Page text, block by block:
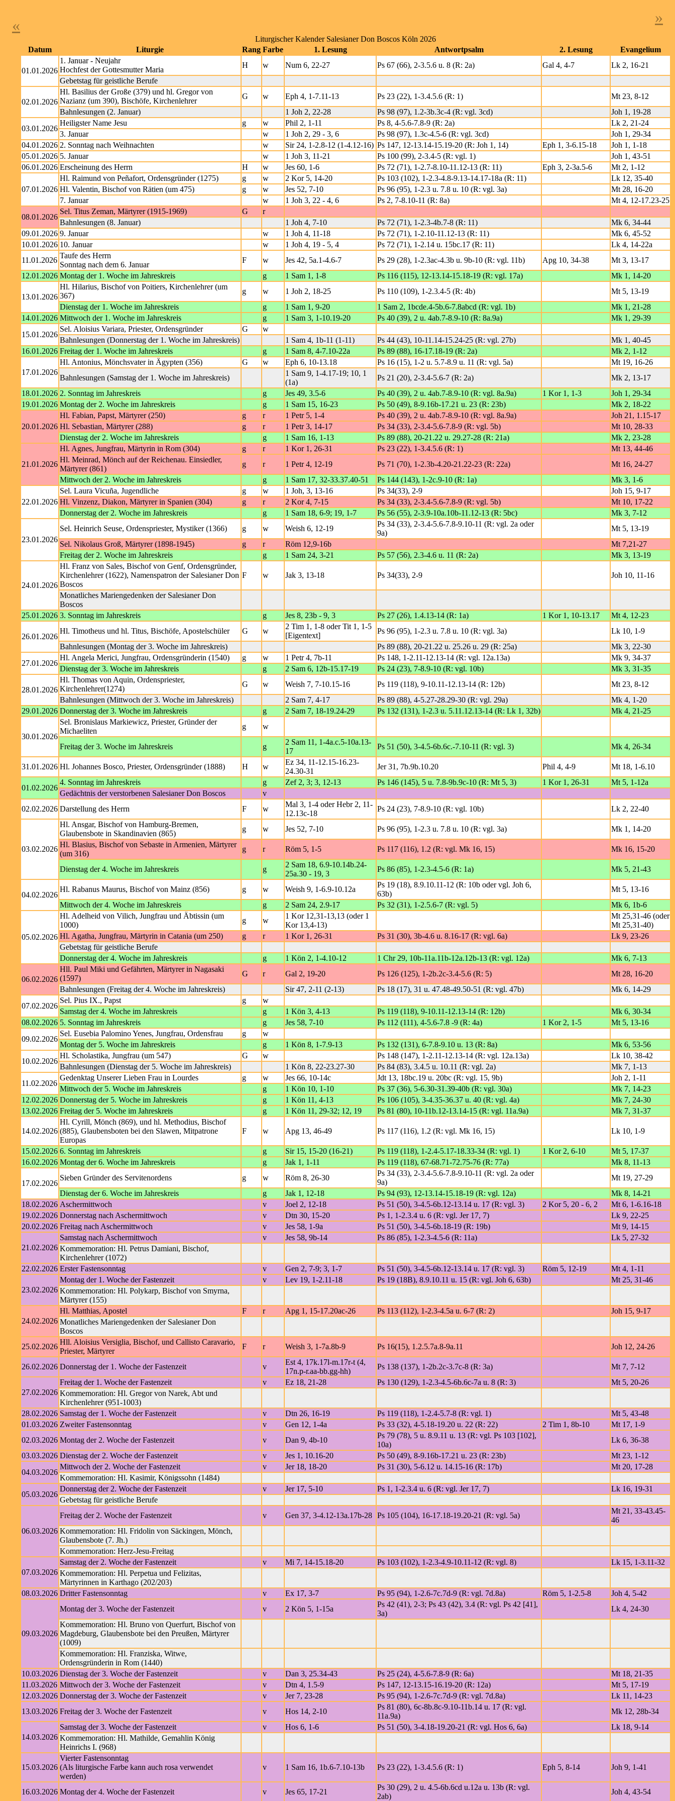
« »
Liturgischer Kalender Salesianer Don Boscos Köln 2026
Datum
Liturgie Rang Farbe 1. Lesung Antwortpsalm 2. Lesung Evangelium
01.01.2026
1. Januar - Neujahr
Hochfest der Gottesmutter Maria
H w Num 6, 22-27 Ps 67 (66), 2-3.5.6 u. 8 (R: 2a) Gal 4, 4-7
Lk 2, 16-21
Gebetstag für geistliche Berufe
02.01.2026
Hl. Basilius der Große (379) und hl. Gregor von
Nazianz (um 390), Bischöfe, Kirchenlehrer
G w Eph 4, 1-7.11-13 Ps 23 (22), 1-3.4.5.6 (R: 1)
Mt 23, 8-12
Bahnlesungen (2. Januar)
1 Joh 2, 22-28 Ps 98 (97), 1.2-3b.3c-4 (R: vgl. 3cd)
Joh 1, 19-28
03.01.2026
Heiligster Name Jesu g w Phil 2, 1-11 Ps 8, 4-5.6-7.8-9 (R: 2a)
Lk 2, 21-24
3. Januar
w 1 Joh 2, 29 - 3, 6 Ps 98 (97), 1.3c-4.5-6 (R: vgl. 3cd)
Joh 1, 29-34
04.01.2026 2. Sonntag nach Weihnachten w Sir 24, 1-2.8-12 (1-4.12-16) Ps 147, 12-13.14-15.19-20 (R: Joh 1, 14) Eph 1, 3-6.15-18
Joh 1, 1-18
05.01.2026 5. Januar w 1 Joh 3, 11-21 Ps 100 (99), 2-3.4-5 (R: vgl. 1)
Joh 1, 43-51
06.01.2026 Erscheinung des Herrn H w Jes 60, 1-6 Ps 72 (71), 1-2.7-8.10-11.12-13 (R: 11) Eph 3, 2-3a.5-6 Mt 2, 1-12
07.01.2026
Hl. Raimund von Peñafort, Ordensgründer (1275) g w 2 Kor 5, 14-20 Ps 103 (102), 1-2.3-4.8-9.13-14.17-18a (R: 11)
Lk 12, 35-40
Hl. Valentin, Bischof von Rätien (um 475)
g w Jes 52, 7-10 Ps 96 (95), 1-2.3 u. 7.8 u. 10 (R: vgl. 3a)
Mt 28, 16-20
7. Januar
w 1 Joh 3, 22 - 4, 6 Ps 2, 7-8.10-11 (R: 8a)
Mt 4, 12-17.23-25
08.01.2026
Sel. Titus Zeman, Märtyrer (1915-1969) G
r
Bahnlesungen (8. Januar)
1 Joh 4, 7-10 Ps 72 (71), 1-2.3-4b.7-8 (R: 11)
Mk 6, 34-44
09.01.2026 9. Januar w 1 Joh 4, 11-18 Ps 72 (71), 1-2.10-11.12-13 (R: 11)
Mk 6, 45-52
10.01.2026 10. Januar w 1 Joh 4, 19 - 5, 4 Ps 72 (71), 1-2.14 u. 15bc.17 (R: 11)
Lk 4, 14-22a
11.01.2026
Taufe des Herrn
Sonntag nach dem 6. Januar
F w Jes 42, 5a.1-4.6-7 Ps 29 (28), 1-2.3ac-4.3b u. 9b-10 (R: vgl. 11b) Apg 10, 34-38
Mt 3, 13-17
12.01.2026 Montag der 1. Woche im Jahreskreis g 1 Sam 1, 1-8 Ps 116 (115), 12-13.14-15.18-19 (R: vgl. 17a) Mk 1, 14-20
13.01.2026
Hl. Hilarius, Bischof von Poitiers, Kirchenlehrer (um
367)
g w 1 Joh 2, 18-25 Ps 110 (109), 1-2.3.4-5 (R: 4b)
Mt 5, 13-19
Dienstag der 1. Woche im Jahreskreis
g 1 Sam 1, 9-20 1 Sam 2, 1bcde.4-5b.6-7.8abcd (R: vgl. 1b)
Mk 1, 21-28
14.01.2026 Mittwoch der 1. Woche im Jahreskreis g 1 Sam 3, 1-10.19-20 Ps 40 (39), 2 u. 4ab.7-8.9-10 (R: 8a.9a)
Mk 1, 29-39
15.01.2026
Sel. Aloisius Variara, Priester, Ordensgründer G
w
Bahnlesungen (Donnerstag der 1. Woche im Jahreskreis)
1 Sam 4, 1b-11 (1-11) Ps 44 (43), 10-11.14-15.24-25 (R: vgl. 27b)
Mk 1, 40-45
16.01.2026 Freitag der 1. Woche im Jahreskreis g 1 Sam 8, 4-7.10-22a Ps 89 (88), 16-17.18-19 (R: 2a) Mk 2, 1-12
17.01.2026
Hl. Antonius, Mönchsvater in Ägypten (356) G w Eph 6, 10-13.18 Ps 16 (15), 1-2 u. 5.7-8.9 u. 11 (R: vgl. 5a)
Mt 19, 16-26
Bahnlesungen (Samstag der 1. Woche im Jahreskreis)
1 Sam 9, 1-4.17-19; 10, 1
(1a)
Ps 21 (20), 2-3.4-5.6-7 (R: 2a)
Mk 2, 13-17
18.01.2026 2. Sonntag im Jahreskreis g Jes 49, 3.5-6 Ps 40 (39), 2 u. 4ab.7-8.9-10 (R: vgl. 8a.9a) 1 Kor 1, 1-3
Joh 1, 29-34
19.01.2026 Montag der 2. Woche im Jahreskreis g 1 Sam 15, 16-23 Ps 50 (49), 8-9.16b-17.21 u. 23 (R: 23b) Mk 2, 18-22
20.01.2026
Hl. Fabian, Papst, Märtyrer (250) g r 1 Petr 5, 1-4 Ps 40 (39), 2 u. 4ab.7-8.9-10 (R: vgl. 8a.9a)
Joh 21, 1.15-17
Hl. Sebastian, Märtyrer (288)
g r 1 Petr 3, 14-17 Ps 34 (33), 2-3.4-5.6-7.8-9 (R: vgl. 5b)
Mt 10, 28-33
Dienstag der 2. Woche im Jahreskreis
g 1 Sam 16, 1-13 Ps 89 (88), 20-21.22 u. 29.27-28 (R: 21a) Mk 2, 23-28
21.01.2026
Hl. Agnes, Jungfrau, Märtyrin in Rom (304) g r 1 Kor 1, 26-31 Ps 23 (22), 1-3.4.5.6 (R: 1)
Mt 13, 44-46
Hl. Meinrad, Mönch auf der Reichenau. Einsiedler,
Märtyrer (861)
g r 1 Petr 4, 12-19 Ps 71 (70), 1-2.3b-4.20-21.22-23 (R: 22a)
Mt 16, 24-27
Mittwoch der 2. Woche im Jahreskreis
g 1 Sam 17, 32-33.37.40-51 Ps 144 (143), 1-2c.9-10 (R: 1a) Mk 3, 1-6
22.01.2026
Sel. Laura Vicuña, Jugendliche g w 1 Joh, 3, 13-16 Ps 34(33), 2-9
Joh 15, 9-17
Hl. Vinzenz, Diakon, Märtyrer in Spanien (304)
g r 2 Kor 4, 7-15 Ps 34 (33), 2-3.4-5.6-7.8-9 (R: vgl. 5b)
Mt 10, 17-22
Donnerstag der 2. Woche im Jahreskreis
g 1 Sam 18, 6-9; 19, 1-7 Ps 56 (55), 2-3.9-10a.10b-11.12-13 (R: 5bc) Mk 3, 7-12
23.01.2026
Sel. Heinrich Seuse, Ordenspriester, Mystiker (1366) g w Weish 6, 12-19
Ps 34 (33), 2-3.4-5.6-7.8-9.10-11 (R: vgl. 2a oder
9a)
Mt 5, 13-19
Sel. Nikolaus Groß, Märtyrer (1898-1945)
g r Röm 12,9-16b
Mt 7,21-27
Freitag der 2. Woche im Jahreskreis
g 1 Sam 24, 3-21 Ps 57 (56), 2.3-4.6 u. 11 (R: 2a) Mk 3, 13-19
24.01.2026
Hl. Franz von Sales, Bischof von Genf, Ordensgründer,
Kirchenlehrer (1622), Namenspatron der Salesianer Don
Boscos
F w Jak 3, 13-18 Ps 34(33), 2-9 Joh 10, 11-16
Monatliches Mariengedenken der Salesianer Don
Boscos
25.01.2026 3. Sonntag im Jahreskreis g Jes 8, 23b - 9, 3 Ps 27 (26), 1.4.13-14 (R: 1a) 1 Kor 1, 10-13.17 Mt 4, 12-23
26.01.2026
Hl. Timotheus und hl. Titus, Bischöfe, Apostelschüler G w
2 Tim 1, 1-8 oder Tit 1, 1-5
[Eigentext]
Ps 96 (95), 1-2.3 u. 7.8 u. 10 (R: vgl. 3a)
Lk 10, 1-9
Bahnlesungen (Montag der 3. Woche im Jahreskreis)
Ps 89 (88), 20-21.22 u. 25.26 u. 29 (R: 25a)
Mk 3, 22-30
27.01.2026
Hl. Angela Merici, Jungfrau, Ordensgründerin (1540) g w 1 Petr 4, 7b-11 Ps 148, 1-2.11-12.13-14 (R: vgl. 12a.13a)
Mk 9, 34-37
Dienstag der 3. Woche im Jahreskreis
g 2 Sam 6, 12b-15.17-19 Ps 24 (23), 7-8.9-10 (R: vgl. 10b) Mk 3, 31-35
28.01.2026
Hl. Thomas von Aquin, Ordenspriester,
Kirchenlehrer(1274)
G w Weish 7, 7-10.15-16 Ps 119 (118), 9-10.11-12.13-14 (R: 12b)
Mt 23, 8-12
Bahnlesungen (Mittwoch der 3. Woche im Jahreskreis)
2 Sam 7, 4-17 Ps 89 (88), 4-5.27-28.29-30 (R: vgl. 29a)
Mk 4, 1-20
29.01.2026 Donnerstag der 3. Woche im Jahreskreis g 2 Sam 7, 18-19.24-29 Ps 132 (131), 1-2.3 u. 5.11.12.13-14 (R: Lk 1, 32b) Mk 4, 21-25
30.01.2026
Sel. Bronislaus Markiewicz, Priester, Gründer der
Michaeliten
g w
Freitag der 3. Woche im Jahreskreis g
2 Sam 11, 1-4a.c.5-10a.13-
17
Ps 51 (50), 3-4.5-6b.6c.-7.10-11 (R: vgl. 3) Mk 4, 26-34
31.01.2026 Hl. Johannes Bosco, Priester, Ordensgründer (1888) H w
Ez 34, 11-12.15-16.23-
24.30-31
Jer 31, 7b.9b.10.20 Phil 4, 4-9 Mt 18, 1-6.10
01.02.2026
4. Sonntag im Jahreskreis g Zef 2, 3; 3, 12-13 Ps 146 (145), 5 u. 7.8-9b.9c-10 (R: Mt 5, 3) 1 Kor 1, 26-31
Mt 5, 1-12a
Gedächtnis der verstorbenen Salesianer Don Boscos
v
02.02.2026 Darstellung des Herrn F w
Mal 3, 1-4 oder Hebr 2, 11-
12.13c-18
Ps 24 (23), 7-8.9-10 (R: vgl. 10b) Lk 2, 22-40
03.02.2026
Hl. Ansgar, Bischof von Hamburg-Bremen,
Glaubensbote in Skandinavien (865)
g w Jes 52, 7-10 Ps 96 (95), 1-2.3 u. 7.8 u. 10 (R: vgl. 3a)
Mk 1, 14-20
Hl. Blasius, Bischof von Sebaste in Armenien, Märtyrer
(um 316)
g r Röm 5, 1-5 Ps 117 (116), 1.2 (R: vgl. Mk 16, 15) Mk 16, 15-20
Dienstag der 4. Woche im Jahreskreis g
2 Sam 18, 6.9-10.14b.24-
25a.30 - 19, 3
Ps 86 (85), 1-2.3-4.5-6 (R: 1a) Mk 5, 21-43
04.02.2026
Hl. Rabanus Maurus, Bischof von Mainz (856) g w Weish 9, 1-6.9-10.12a
Ps 19 (18), 8.9.10.11-12 (R: 10b oder vgl. Joh 6,
63b)
Mt 5, 13-16
Mittwoch der 4. Woche im Jahreskreis
g 2 Sam 24, 2.9-17 Ps 32 (31), 1-2.5.6-7 (R: vgl. 5) Mk 6, 1b-6
05.02.2026
Hl. Adelheid von Vilich, Jungfrau und Äbtissin (um
1000)
g w
1 Kor 12,31-13,13 (oder 1
Kor 13,4-13)
Mt 25,31-46 (oder
Mt 25,31-40)
Hl. Agatha, Jungfrau, Märtyrin in Catania (um 250)
g r 1 Kor 1, 26-31 Ps 31 (30), 3b-4.6 u. 8.16-17 (R: vgl. 6a)
Lk 9, 23-26
Gebetstag für geistliche Berufe
Donnerstag der 4. Woche im Jahreskreis
g 1 Kön 2, 1-4.10-12 1 Chr 29, 10b-11a.11b-12a.12b-13 (R: vgl. 12a) Mk 6, 7-13
06.02.2026
Hll. Paul Miki und Gefährten, Märtyrer in Nagasaki
(1597)
G r Gal 2, 19-20 Ps 126 (125), 1-2b.2c-3.4-5.6 (R: 5)
Mt 28, 16-20
Bahnlesungen (Freitag der 4. Woche im Jahreskreis)
Sir 47, 2-11 (2-13) Ps 18 (17), 31 u. 47.48-49.50-51 (R: vgl. 47b)
Mk 6, 14-29
07.02.2026
Sel. Pius IX., Papst g
w
Samstag der 4. Woche im Jahreskreis
g 1 Kön 3, 4-13 Ps 119 (118), 9-10.11-12.13-14 (R: 12b)
Mk 6, 30-34
08.02.2026 5. Sonntag im Jahreskreis g Jes 58, 7-10 Ps 112 (111), 4-5.6-7.8 -9 (R: 4a) 1 Kor 2, 1-5
Mt 5, 13-16
09.02.2026
Sel. Eusebia Palomino Yenes, Jungfrau, Ordensfrau g
w
Montag der 5. Woche im Jahreskreis
g 1 Kön 8, 1-7.9-13 Ps 132 (131), 6-7.8-9.10 u. 13 (R: 8a)
Mk 6, 53-56
10.02.2026
Hl. Scholastika, Jungfrau (um 547) G w Ps 148 (147), 1-2.11-12.13-14 (R: vgl. 12a.13a)
Lk 10, 38-42
Bahnlesungen (Dienstag der 5. Woche im Jahreskreis)
1 Kön 8, 22-23.27-30 Ps 84 (83), 3.4.5 u. 10.11 (R: vgl. 2a)
Mk 7, 1-13
11.02.2026
Gedenktag Unserer Lieben Frau in Lourdes g w Jes 66, 10-14c Jdt 13, 18bc.19 u. 20bc (R: vgl. 15, 9b)
Joh 2, 1-11
Mittwoch der 5. Woche im Jahreskreis
g 1 Kön 10, 1-10 Ps 37 (36), 5-6.30-31.39-40b (R: vgl. 30a)
Mk 7, 14-23
12.02.2026 Donnerstag der 5. Woche im Jahreskreis g 1 Kön 11, 4-13 Ps 106 (105), 3-4.35-36.37 u. 40 (R: vgl. 4a)
Mk 7, 24-30
13.02.2026 Freitag der 5. Woche im Jahreskreis g 1 Kön 11, 29-32; 12, 19 Ps 81 (80), 10-11b.12-13.14-15 (R: vgl. 11a.9a) Mk 7, 31-37
14.02.2026
Hl. Cyrill, Mönch (869), und hl. Methodius, Bischof
(885), Glaubensboten bei den Slawen, Mitpatrone
Europas
F w Apg 13, 46-49 Ps 117 (116), 1.2 (R: vgl. Mk 16, 15) Lk 10, 1-9
15.02.2026 6. Sonntag im Jahreskreis g Sir 15, 15-20 (16-21) Ps 119 (118), 1-2.4-5.17-18.33-34 (R: vgl. 1) 1 Kor 2, 6-10
Mt 5, 17-37
16.02.2026 Montag der 6. Woche im Jahreskreis g Jak 1, 1-11 Ps 119 (118), 67-68.71-72.75-76 (R: 77a) Mk 8, 11-13
17.02.2026
Sieben Gründer des Servitenordens g w Röm 8, 26-30
Ps 34 (33), 2-3.4-5.6-7.8-9.10-11 (R: vgl. 2a oder
9a)
Mt 19, 27-29
Dienstag der 6. Woche im Jahreskreis
g Jak 1, 12-18 Ps 94 (93), 12-13.14-15.18-19 (R: vgl. 12a)
Mk 8, 14-21
18.02.2026 Aschermittwoch v Joel 2, 12-18 Ps 51 (50), 3-4.5-6b.12-13.14 u. 17 (R: vgl. 3) 2 Kor 5, 20 - 6, 2
Mt 6, 1-6.16-18
19.02.2026 Donnerstag nach Aschermittwoch v Dtn 30, 15-20 Ps 1, 1-2.3.4 u. 6 (R: vgl. Jer 17, 7)
Lk 9, 22-25
20.02.2026 Freitag nach Aschermittwoch v Jes 58, 1-9a Ps 51 (50), 3-4.5-6b.18-19 (R: 19b) Mt 9, 14-15
21.02.2026
Samstag nach Aschermittwoch v Jes 58, 9b-14 Ps 86 (85), 1-2.3-4.5-6 (R: 11a)
Lk 5, 27-32
Kommemoration: Hl. Petrus Damiani, Bischof,
Kirchenlehrer (1072)
22.02.2026 Erster Fastensonntag v Gen 2, 7-9; 3, 1-7 Ps 51 (50), 3-4.5-6b.12-13.14 u. 17 (R: vgl. 3) Röm 5, 12-19 Mt 4, 1-11
23.02.2026
Montag der 1. Woche der Fastenzeit v Lev 19, 1-2.11-18 Ps 19 (18B), 8.9.10.11 u. 15 (R: vgl. Joh 6, 63b)
Mt 25, 31-46
Kommemoration: Hl. Polykarp, Bischof von Smyrna,
Märtyrer (155)
24.02.2026
Hl. Matthias, Apostel F r Apg 1, 15-17.20ac-26 Ps 113 (112), 1-2.3-4.5a u. 6-7 (R: 2)
Joh 15, 9-17
Monatliches Mariengedenken der Salesianer Don
Boscos
25.02.2026
Hll. Aloisius Versiglia, Bischof, und Callisto Caravario,
Priester, Märtyrer
F r Weish 3, 1-7a.8b-9 Ps 16(15), 1.2.5.7a.8-9a.11 Joh 12, 24-26
26.02.2026 Donnerstag der 1. Woche der Fastenzeit v
Est 4, 17k.17l-m.17r-t (4,
17n.p-r.aa-bb.gg-hh)
Ps 138 (137), 1-2b.2c-3.7c-8 (R: 3a) Mt 7, 7-12
27.02.2026
Freitag der 1. Woche der Fastenzeit v Ez 18, 21-28 Ps 130 (129), 1-2.3-4.5-6b.6c-7a u. 8 (R: 3)
Mt 5, 20-26
Kommemoration: Hl. Gregor von Narek, Abt und
Kirchenlehrer (951-1003)
28.02.2026 Samstag der 1. Woche der Fastenzeit v Dtn 26, 16-19 Ps 119 (118), 1-2.4-5.7-8 (R: vgl. 1)
Mt 5, 43-48
01.03.2026 Zweiter Fastensonntag v Gen 12, 1-4a Ps 33 (32), 4-5.18-19.20 u. 22 (R: 22) 2 Tim 1, 8b-10
Mt 17, 1-9
02.03.2026 Montag der 2. Woche der Fastenzeit v Dan 9, 4b-10
Ps 79 (78), 5 u. 8.9.11 u. 13 (R: vgl. Ps 103 [102],
10a)
Lk 6, 36-38
03.03.2026 Dienstag der 2. Woche der Fastenzeit v Jes 1, 10.16-20 Ps 50 (49), 8-9.16b-17.21 u. 23 (R: 23b)
Mt 23, 1-12
04.03.2026
Mittwoch der 2. Woche der Fastenzeit v Jer 18, 18-20 Ps 31 (30), 5-6.12 u. 14.15-16 (R: 17b)
Mt 20, 17-28
Kommemoration: Hl. Kasimir, Königssohn (1484)
05.03.2026
Donnerstag der 2. Woche der Fastenzeit v Jer 17, 5-10 Ps 1, 1-2.3.4 u. 6 (R: vgl. Jer 17, 7)
Lk 16, 19-31
Gebetstag für geistliche Berufe
06.03.2026
Freitag der 2. Woche der Fastenzeit v Gen 37, 3-4.12-13a.17b-28 Ps 105 (104), 16-17.18-19.20-21 (R: vgl. 5a)
Mt 21, 33-43.45-
46
Kommemoration: Hl. Fridolin von Säckingen, Mönch,
Glaubensbote (7. Jh.)
Kommemoration: Herz-Jesu-Freitag
07.03.2026
Samstag der 2. Woche der Fastenzeit v Mi 7, 14-15.18-20 Ps 103 (102), 1-2.3-4.9-10.11-12 (R: vgl. 8)
Lk 15, 1-3.11-32
Kommemoration: Hl. Perpetua und Felizitas,
Märtyrinnen in Karthago (202/203)
08.03.2026 Dritter Fastensonntag v Ex 17, 3-7 Ps 95 (94), 1-2.6-7c.7d-9 (R: vgl. 7d.8a) Röm 5, 1-2.5-8 Joh 4, 5-42
09.03.2026
Montag der 3. Woche der Fastenzeit v 2 Kön 5, 1-15a
Ps 42 (41), 2-3; Ps 43 (42), 3.4 (R: vgl. Ps 42 [41],
3a)
Lk 4, 24-30
Kommemoration: Hl. Bruno von Querfurt, Bischof von
Magdeburg, Glaubensbote bei den Preußen, Märtyrer
(1009)
Kommemoration: Hl. Franziska, Witwe,
Ordensgründerin in Rom (1440)
10.03.2026 Dienstag der 3. Woche der Fastenzeit v Dan 3, 25.34-43 Ps 25 (24), 4-5.6-7.8-9 (R: 6a)
Mt 18, 21-35
11.03.2026 Mittwoch der 3. Woche der Fastenzeit v Dtn 4, 1.5-9 Ps 147, 12-13.15-16.19-20 (R: 12a)
Mt 5, 17-19
12.03.2026 Donnerstag der 3. Woche der Fastenzeit v Jer 7, 23-28 Ps 95 (94), 1-2.6-7c.7d-9 (R: vgl. 7d.8a)
Lk 11, 14-23
13.03.2026 Freitag der 3. Woche der Fastenzeit v Hos 14, 2-10
Ps 81 (80), 6c-8b.8c-9.10-11b.14 u. 17 (R: vgl.
11a.9a)
Mk 12, 28b-34
14.03.2026
Samstag der 3. Woche der Fastenzeit v Hos 6, 1-6 Ps 51 (50), 3-4.18-19.20-21 (R: vgl. Hos 6, 6a)
Lk 18, 9-14
Kommemoration: Hl. Mathilde, Gemahlin König
Heinrichs I. (968)
15.03.2026
Vierter Fastensonntag
(Als liturgische Farbe kann auch rosa verwendet
werden)
v 1 Sam 16, 1b.6-7.10-13b Ps 23 (22), 1-3.4.5.6 (R: 1) Eph 5, 8-14 Joh 9, 1-41
16.03.2026 Montag der 4. Woche der Fastenzeit v Jes 65, 17-21
Ps 30 (29), 2 u. 4.5-6b.6cd u.12a u. 13b (R: vgl.
2ab)
Joh 4, 43-54